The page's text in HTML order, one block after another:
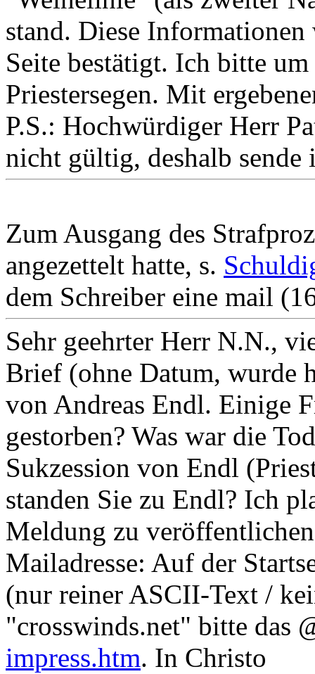
stand. Diese
Seite bestätigt. Ich bitte
Priestersegen. Mit
P.S.: Hochwürdiger Herr
nicht gültig, deshalb
Zum Ausgang des
angezettelt hatte, s.
dem Schreiber eine mail
Sehr geehrter Herr N.N.,
Brief (ohne Datum, wurde
von Andreas Endl. Einige
gestorben? Was war die
Sukzession von Endl
standen Sie zu Endl? Ich
Meldung zu
Mailadresse: Auf der
(nur reiner ASCII-Text /
"crosswinds.net" bitte das
impress.htm. In Christo